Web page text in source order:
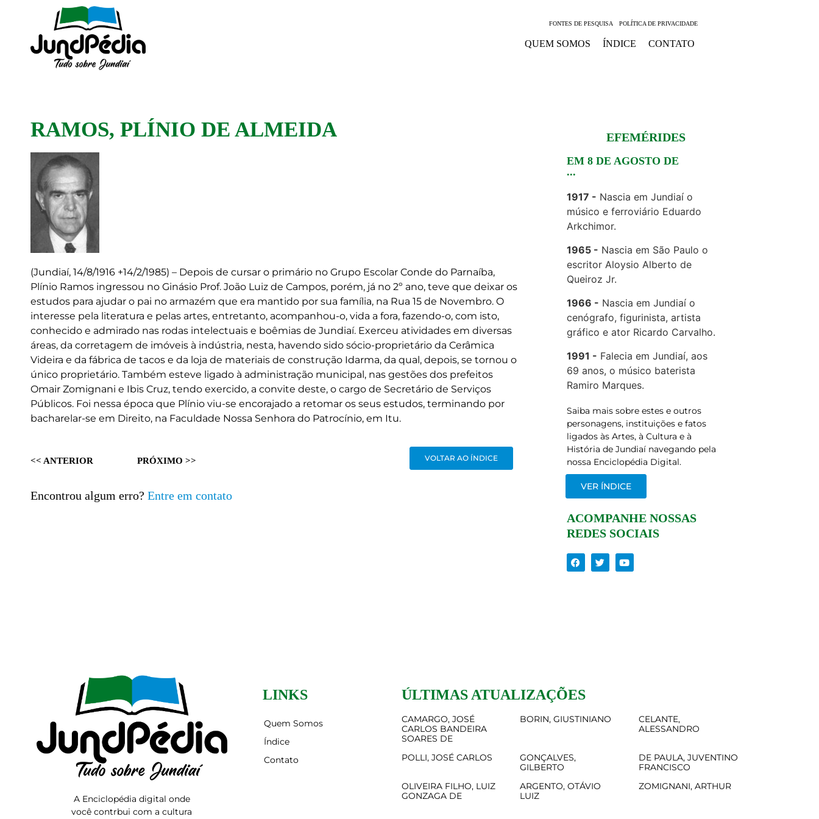
FONTES DE PESQUISA POLÍTICA DE PRIVACIDADE
QUEM SOMOS ÍNDICE CONTATO
RAMOS, PLÍNIO DE ALMEIDA
(Jundiaí, 14/8/1916 +14/2/1985) – Depois de cursar o primário no Grupo Escolar Conde do Parnaíba,
Plínio Ramos ingressou no Ginásio Prof. João Luiz de Campos, porém, já no 2º ano, teve que deixar os
estudos para ajudar o pai no armazém que era mantido por sua família, na Rua 15 de Novembro. O
interesse pela literatura e pelas artes, entretanto, acompanhou-o, vida a fora, fazendo-o, com isto,
conhecido e admirado nas rodas intelectuais e boêmias de Jundiaí. Exerceu atividades em diversas
áreas, da corretagem de imóveis à indústria, nesta, havendo sido sócio-proprietário da Cerâmica
Videira e da fábrica de tacos e da loja de materiais de construção Idarma, da qual, depois, se tornou o
único proprietário. Também esteve ligado à administração municipal, nas gestões dos prefeitos
Omair Zomignani e Ibis Cruz, tendo exercido, a convite deste, o cargo de Secretário de Serviços
Públicos. Foi nessa época que Plínio viu-se encorajado a retomar os seus estudos, terminando por
bacharelar-se em Direito, na Faculdade Nossa Senhora do Patrocínio, em Itu.
<< ANTERIOR PRÓXIMO >> VOLTAR AO ÍNDICE
Encontrou algum erro? Entre em contato
EFEMÉRIDES
EM 8 DE AGOSTO DE
...
1917
Nascia em Jundiaí o
músico e ferroviário Eduardo
Arkchimor.
1965
Nascia em São Paulo o
escritor Aloysio Alberto de
Queiroz Jr.
1966
Nascia em Jundiaí o
cenógrafo, figurinista, artista
gráfico e ator Ricardo Carvalho.
1991
Falecia em Jundiaí, aos
69 anos, o músico baterista
Ramiro Marques.
Saiba mais sobre estes e outros
personagens, instituições e fatos
ligados às Artes, à Cultura e à
História de Jundiaí navegando pela
nossa Enciclopédia Digital.
VER ÍNDICE
ACOMPANHE NOSSAS
REDES SOCIAIS
A Enciclopédia digital onde
você contrbui com a cultura
LINKS
Quem Somos
Índice
Contato
ÚLTIMAS ATUALIZAÇÕES
CAMARGO, JOSÉ
CARLOS BANDEIRA
SOARES DE
BORIN, GIUSTINIANO
CELANTE,
ALESSANDRO
POLLI, JOSÉ CARLOS
GONÇALVES,
GILBERTO
DE PAULA, JUVENTINO
FRANCISCO
OLIVEIRA FILHO, LUIZ
GONZAGA DE
ARGENTO, OTÁVIO
LUIZ
ZOMIGNANI, ARTHUR